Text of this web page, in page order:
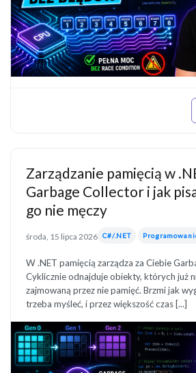
Zarządzanie pamięcią w
Garbage Collector i jak
go nie męczy
środa, 15 lipca 2026 C#/.NET
W .NET pamięcią zarządza za Ciebie
Cyklicznie odnajduje obiekty, których już
zajmowaną przez nie pamięć. Brzmi jak
trzeba myśleć, i przez większość czas [...]